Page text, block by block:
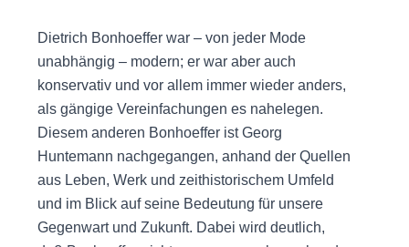
Dietrich Bonhoeffer war – von jeder Mode
unabhängig – modern; er war aber auch
konservativ und vor allem immer wieder anders,
als gängige Vereinfachungen es nahelegen.
Diesem anderen Bonhoeffer ist Georg
Huntemann nachgegangen, anhand der Quellen
aus Leben, Werk und zeithistorischem Umfeld
und im Blick auf seine Bedeutung für unsere
Gegenwart und Zukunft. Dabei wird deutlich,